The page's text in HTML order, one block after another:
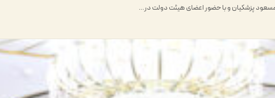
پزشکیان و با حضور اعضای هیئت دولت در…